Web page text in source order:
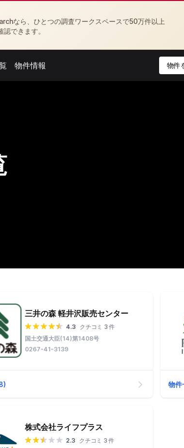
なら、ひとつの調査ワークスペースで50万件以上
できます。
Open feed menu
物件情報 物件
三井の森 軽井沢販売センター
4.3 クチコミ 3 件
国土交通大臣(14)第1408号
0267-41-3139
物件
株式会社ライフプラス
2.3 クチコミ 3 件